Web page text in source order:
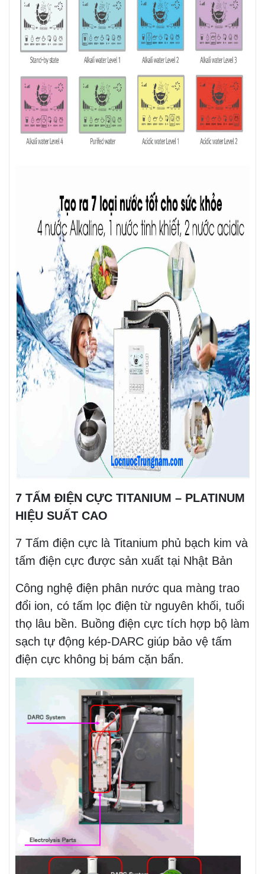
7 TẤM ĐIỆN CỰC TITANIUM – PLATINUM
HIỆU SUẤT CAO
7 Tấm điện cực là Titanium phủ bạch kim và
tấm điện cực được sản xuất tại Nhật Bản
Công nghệ điện phân nước qua màng trao
đổi ion, có tấm lọc điện từ nguyên khối, tuổi
thọ lâu bền. Buồng điện cực tích hợp bộ làm
sạch tự động kép-DARC giúp bảo vệ tấm
điện cực không bị bám cặn bẩn.